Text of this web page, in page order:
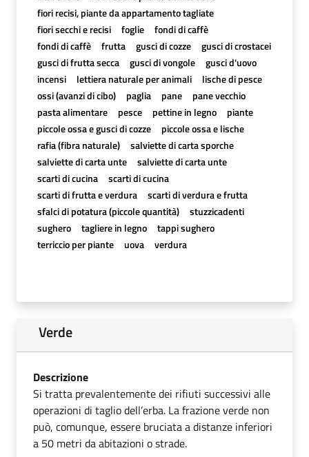
fiori recisi, piante da appartamento tagliate
fiori secchi e recisi
foglie
fondi di caffè
fondi di caffè
frutta gusci di cozze
gusci di crostacei
gusci di frutta secca
gusci di vongole
gusci d'uovo
incensi
lettiera naturale per animali
lische di pesce
ossi (avanzi di cibo)
paglia pane
pane vecchio
pasta alimentare
pesce pettine in legno
piante
piccole ossa e gusci di cozze
piccole ossa e lische
rafia (fibra naturale)
salviette di carta sporche
salviette di carta unte
salviette di carta unte
scarti di cucina
scarti di cucina
scarti di frutta e verdura
scarti di verdura e frutta
sfalci di potatura (piccole quantità)
stuzzicadenti
sughero
tagliere in legno
tappi sughero
terriccio per piante
uova verdura
Verde
Descrizione
Si tratta prevalentemente dei rifiuti successivi alle
operazioni di taglio dell’erba. La frazione verde non
può, comunque, essere bruciata a distanze inferiori
a 50 metri da abitazioni o strade.